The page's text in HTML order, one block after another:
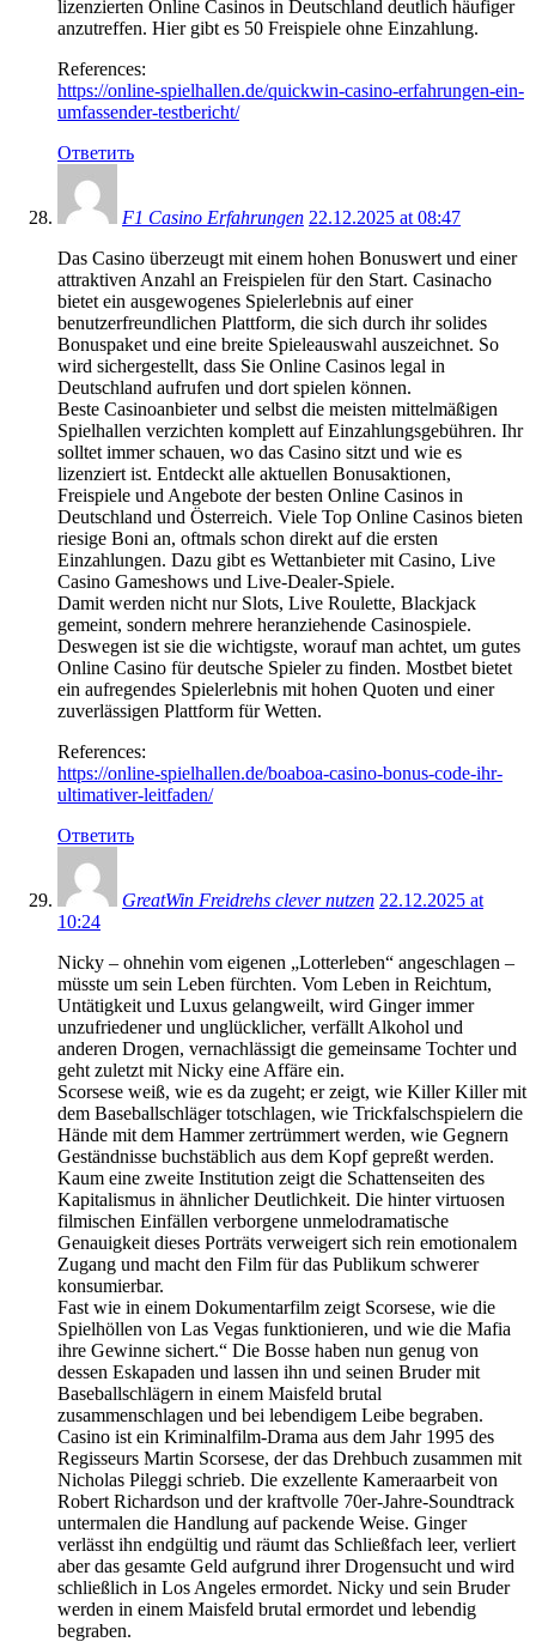
lizenzierten Online Casinos in Deutschland deutlich häufiger
anzutreffen. Hier gibt es 50 Freispiele ohne Einzahlung.
References:
https://online-spielhallen.de/quickwin-casino-erfahrungen-ein-
umfassender-testbericht/
Ответить
F1 Casino Erfahrungen 22.12.2025 at 08:47
Das Casino überzeugt mit einem hohen Bonuswert und einer
attraktiven Anzahl an Freispielen für den Start. Casinacho
bietet ein ausgewogenes Spielerlebnis auf einer
benutzerfreundlichen Plattform, die sich durch ihr solides
Bonuspaket und eine breite Spieleauswahl auszeichnet. So
wird sichergestellt, dass Sie Online Casinos legal in
Deutschland aufrufen und dort spielen können.
Beste Casinoanbieter und selbst die meisten mittelmäßigen
Spielhallen verzichten komplett auf Einzahlungsgebühren. Ihr
solltet immer schauen, wo das Casino sitzt und wie es
lizenziert ist. Entdeckt alle aktuellen Bonusaktionen,
Freispiele und Angebote der besten Online Casinos in
Deutschland und Österreich. Viele Top Online Casinos bieten
riesige Boni an, oftmals schon direkt auf die ersten
Einzahlungen. Dazu gibt es Wettanbieter mit Casino, Live
Casino Gameshows und Live-Dealer-Spiele.
Damit werden nicht nur Slots, Live Roulette, Blackjack
gemeint, sondern mehrere heranziehende Casinospiele.
Deswegen ist sie die wichtigste, worauf man achtet, um gutes
Online Casino für deutsche Spieler zu finden. Mostbet bietet
ein aufregendes Spielerlebnis mit hohen Quoten und einer
zuverlässigen Plattform für Wetten.
References:
https://online-spielhallen.de/boaboa-casino-bonus-code-ihr-
ultimativer-leitfaden/
Ответить
GreatWin Freidrehs clever nutzen 22.12.2025 at
10:24
Nicky – ohnehin vom eigenen „Lotterleben“ angeschlagen –
müsste um sein Leben fürchten. Vom Leben in Reichtum,
Untätigkeit und Luxus gelangweilt, wird Ginger immer
unzufriedener und unglücklicher, verfällt Alkohol und
anderen Drogen, vernachlässigt die gemeinsame Tochter und
geht zuletzt mit Nicky eine Affäre ein.
Scorsese weiß, wie es da zugeht; er zeigt, wie Killer Killer mit
dem Baseballschläger totschlagen, wie Trickfalschspielern die
Hände mit dem Hammer zertrümmert werden, wie Gegnern
Geständnisse buchstäblich aus dem Kopf gepreßt werden.
Kaum eine zweite Institution zeigt die Schattenseiten des
Kapitalismus in ähnlicher Deutlichkeit. Die hinter virtuosen
filmischen Einfällen verborgene unmelodramatische
Genauigkeit dieses Porträts verweigert sich rein emotionalem
Zugang und macht den Film für das Publikum schwerer
konsumierbar.
Fast wie in einem Dokumentarfilm zeigt Scorsese, wie die
Spielhöllen von Las Vegas funktionieren, und wie die Mafia
ihre Gewinne sichert.“ Die Bosse haben nun genug von
dessen Eskapaden und lassen ihn und seinen Bruder mit
Baseballschlägern in einem Maisfeld brutal
zusammenschlagen und bei lebendigem Leibe begraben.
Casino ist ein Kriminalfilm-Drama aus dem Jahr 1995 des
Regisseurs Martin Scorsese, der das Drehbuch zusammen mit
Nicholas Pileggi schrieb. Die exzellente Kameraarbeit von
Robert Richardson und der kraftvolle 70er-Jahre-Soundtrack
untermalen die Handlung auf packende Weise. Ginger
verlässt ihn endgültig und räumt das Schließfach leer, verliert
aber das gesamte Geld aufgrund ihrer Drogensucht und wird
schließlich in Los Angeles ermordet. Nicky und sein Bruder
werden in einem Maisfeld brutal ermordet und lebendig
begraben.